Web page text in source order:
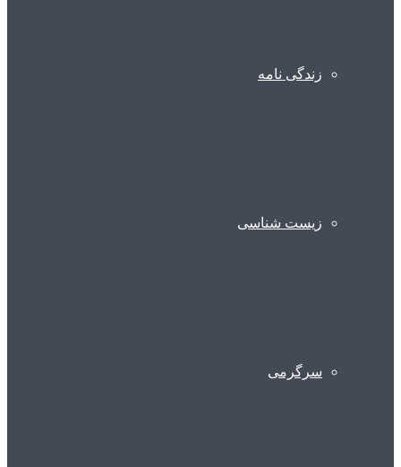
زندگی نامه
زیست شناسی
سرگرمی